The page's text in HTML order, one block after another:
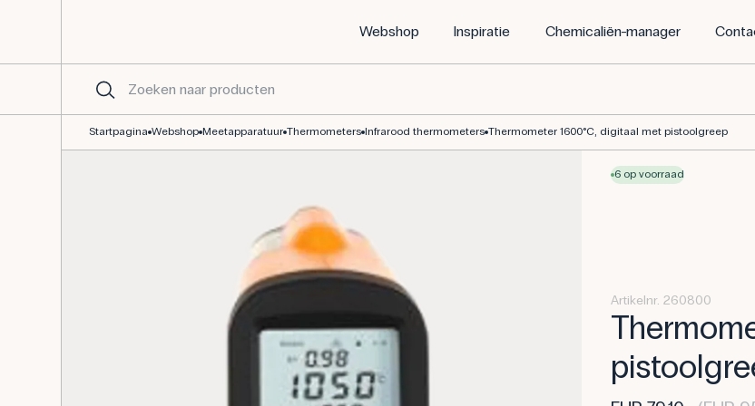
Webshop Inspiratie Chemicaliën-manager
Startpagina Webshop Meetapparatuur Thermometers Infrarood thermometers Thermometer 1600°C, digitaal met pistoolgreep
6 op voorraad
Artikelnr. 260800